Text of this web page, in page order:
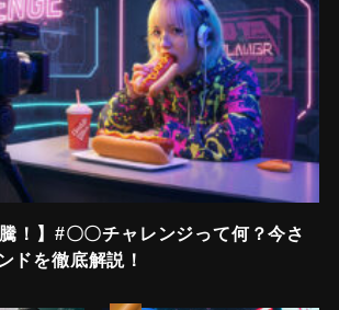
！】#〇〇チャレンジって何？今さ
ドを徹底解説！